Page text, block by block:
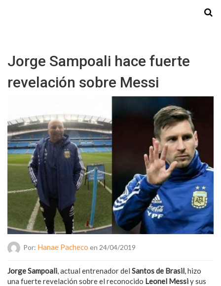
Jorge Sampoali hace fuerte
revelación sobre Messi
Por: Hanae Pacheco en 24/04/2019
Jorge Sampoali, actual entrenador del Santos de Brasil, hizo
una fuerte revelación sobre el reconocido Leonel Messiy sus